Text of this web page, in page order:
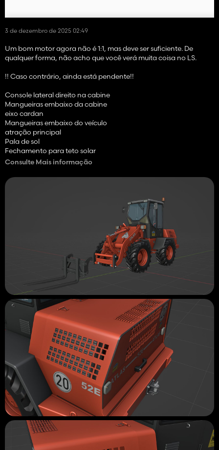
3 de dezembro de 2025 02:49
Um bom motor agora não é 1:1, mas deve ser suficiente. De
qualquer forma, não acho que você verá muita coisa no LS.
!! Caso contrário, ainda está pendente!!
Console lateral direito na cabine
Mangueiras embaixo da cabine
eixo cardan
Mangueiras embaixo do veículo
atração principal
Pala de sol
Fechamento para teto solar
Detalhes do acoplador rápido
Cabo para luzes
Anexos
Consulte Mais informação